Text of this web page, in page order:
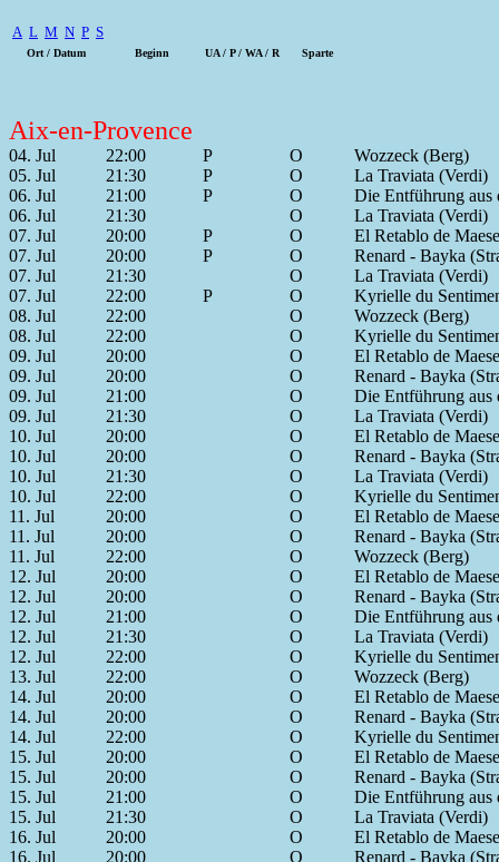
A L M N P S
Ort / Datum Beginn UA / P / WA / R Sparte
Aix-en-Provence
04. Jul 22:00 P O
Wozzeck (Berg)
05. Jul
21:30 P O
La Traviata (Verdi)
06. Jul
21:00 P O
Die Entführung aus
06. Jul
21:30 O
La Traviata (Verdi)
07. Jul
20:00 P O
El Retablo de
07. Jul
20:00 P O
Renard - Bayka
07. Jul
21:30 O
La Traviata (Verdi)
07. Jul
22:00 P O
Kyrielle du
08. Jul
22:00 O
Wozzeck (Berg)
08. Jul
22:00 O
Kyrielle du
09. Jul
20:00 O
El Retablo de
09. Jul
20:00 O
Renard - Bayka
09. Jul
21:00 O
Die Entführung aus
09. Jul
21:30 O
La Traviata (Verdi)
10. Jul
20:00 O
El Retablo de
10. Jul
20:00 O
Renard - Bayka
10. Jul
21:30 O
La Traviata (Verdi)
10. Jul
22:00 O
Kyrielle du
11. Jul
20:00 O
El Retablo de
11. Jul
20:00 O
Renard - Bayka
11. Jul
22:00 O
Wozzeck (Berg)
12. Jul
20:00 O
El Retablo de
12. Jul
20:00 O
Renard - Bayka
12. Jul
21:00 O
Die Entführung aus
12. Jul
21:30 O
La Traviata (Verdi)
12. Jul
22:00 O
Kyrielle du
13. Jul
22:00 O
Wozzeck (Berg)
14. Jul
20:00 O
El Retablo de
14. Jul
20:00 O
Renard - Bayka
14. Jul
22:00 O
Kyrielle du
15. Jul
20:00 O
El Retablo de
15. Jul
20:00 O
Renard - Bayka
15. Jul
21:00 O
Die Entführung aus
15. Jul
21:30 O
La Traviata (Verdi)
16. Jul
20:00 O
El Retablo de
16. Jul
20:00 O
Renard - Bayka